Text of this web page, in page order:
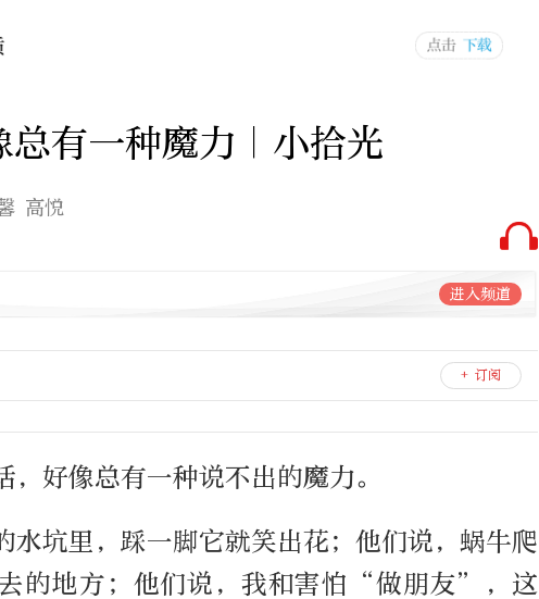
总有一种魔力｜小拾光
高悦
进入频道
+ 订阅
好像总有一种说不出的魔力。
水坑里，踩一脚它就笑出花；他们说，蜗牛爬
的地方；他们说，我和害怕“做朋友”，这